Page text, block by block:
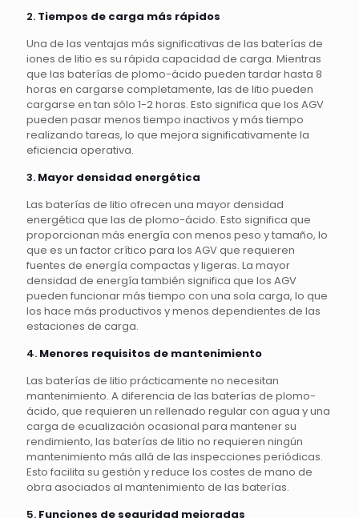
2. Tiempos de carga más rápidos
Una de las ventajas más significativas de las baterías de
iones de litio es su rápida capacidad de carga. Mientras
que las baterías de plomo-ácido pueden tardar hasta 8
horas en cargarse completamente, las de litio pueden
cargarse en tan sólo 1-2 horas. Esto significa que los AGV
pueden pasar menos tiempo inactivos y más tiempo
realizando tareas, lo que mejora significativamente la
eficiencia operativa.
3. Mayor densidad energética
Las baterías de litio ofrecen una mayor densidad
energética que las de plomo-ácido. Esto significa que
proporcionan más energía con menos peso y tamaño, lo
que es un factor crítico para los AGV que requieren
fuentes de energía compactas y ligeras. La mayor
densidad de energía también significa que los AGV
pueden funcionar más tiempo con una sola carga, lo que
los hace más productivos y menos dependientes de las
estaciones de carga.
4. Menores requisitos de mantenimiento
Las baterías de litio prácticamente no necesitan
mantenimiento. A diferencia de las baterías de plomo-
ácido, que requieren un rellenado regular con agua y una
carga de ecualización ocasional para mantener su
rendimiento, las baterías de litio no requieren ningún
mantenimiento más allá de las inspecciones periódicas.
Esto facilita su gestión y reduce los costes de mano de
obra asociados al mantenimiento de las baterías.
5. Funciones de seguridad mejoradas